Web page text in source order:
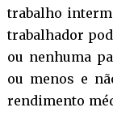
trabalho
trabalhador
ou nenhuma
ou menos e
rendimento